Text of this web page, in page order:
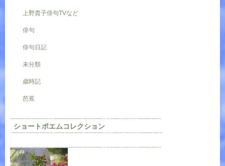
上野貴子俳句TVなど
俳句
俳句日記
未分類
歳時記
芭蕉
ショートポエムコレクション